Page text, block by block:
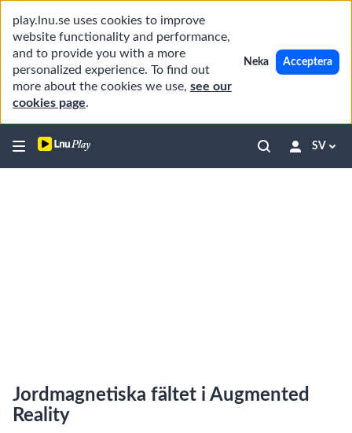
play.lnu.se uses cookies to improve
website functionality and performance,
and to provide you with a more
personalized experience. To find out
more about the cookies we use, see our
cookies page.
Neka Acceptera
SV
Jordmagnetiska fältet i Augmented
Reality